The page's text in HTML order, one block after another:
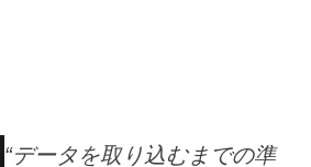
“データを取り込むまでの準